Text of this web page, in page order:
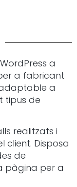
a
a fabricant
adaptable a
tipus de
realitzats i
client. Disposa
de
pàgina per a